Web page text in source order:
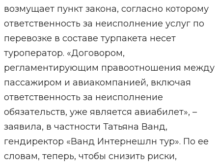
возмущает пункт закона, согласно которому
ответственность за неисполнение услуг по
перевозке в составе турпакета несет
туроператор. «Договором,
регламентирующим правоотношения между
пассажиром и авиакомпанией, включая
ответственность за неисполнение
обязательств, уже является авиабилет», –
заявила, в частности Татьяна Ванд,
гендиректор «Ванд Интернешлн тур». По ее
словам, теперь, чтобы снизить риски,